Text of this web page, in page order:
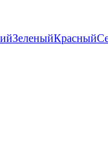
ЗеленыйКрасный